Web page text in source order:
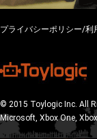
プライバシーポリシー/利
© 2015 Toylogic Inc. All
Microsoft, Xbox One,